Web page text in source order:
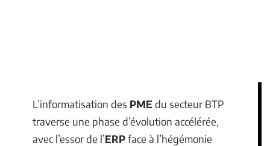
L’informatisation des PME du secteur BTP
traverse une phase d’évolution accélérée,
avec l’essor de l’ERPface à l’hégémonie